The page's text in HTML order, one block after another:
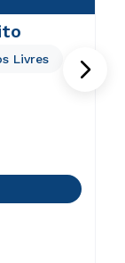
Livres